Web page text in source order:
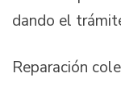
dando el
Reparación